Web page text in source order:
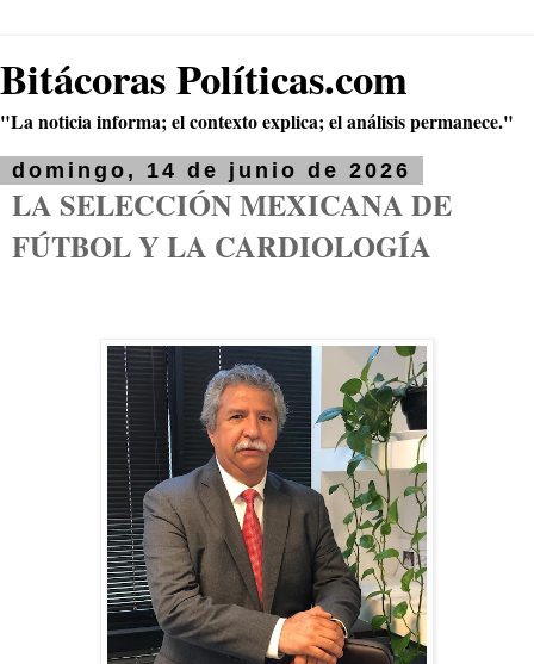
Bitácoras Políticas.com
"La noticia informa; el contexto explica; el análisis permanece."
domingo, 14 de junio de 2026
LA SELECCIÓN MEXICANA DE
FÚTBOL Y LA CARDIOLOGÍA